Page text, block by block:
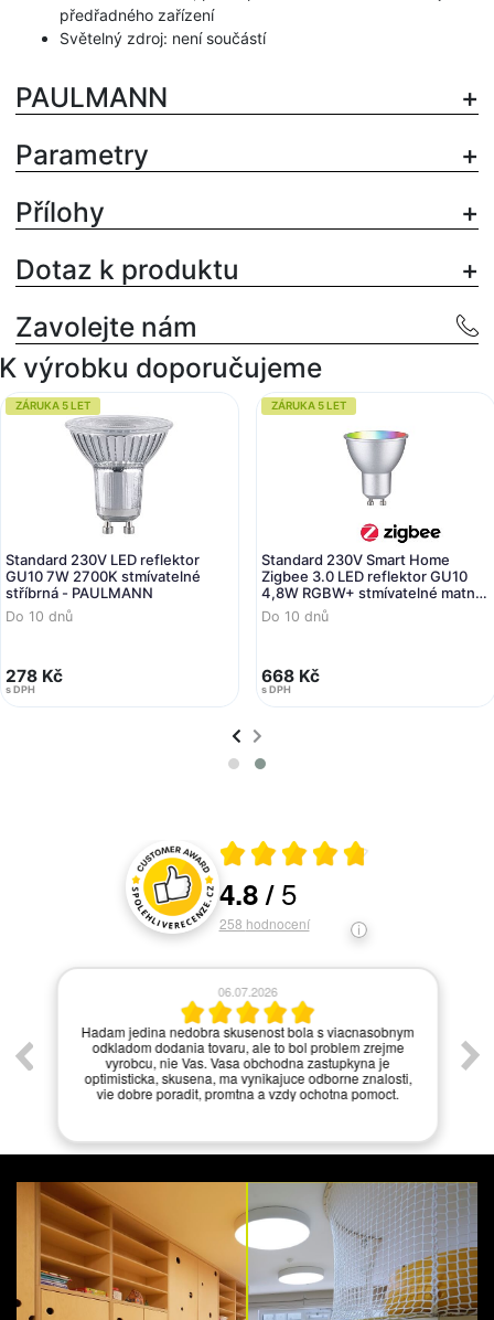
předřadného zařízení
Světelný zdroj: není součástí
PAULMANN
Parametry
Přílohy
Dotaz k produktu
Zavolejte nám
K výrobku doporučujeme
ZÁRUKA 5 LET
Standard 230V LED reflektor
GU10 7W 2700K stmívatelné
stříbrná - PAULMANN
Do 10 dnů
278 Kč
s DPH
ZÁRUKA 5 LET
Standard 230V Smart Home
Zigbee 3.0 LED reflektor GU10
4,8W RGBW+ stmívatelné matný
chrom - PAULMANN
Do 10 dnů
668 Kč
s DPH
Hodnocení a recenze zákazníků
Průměrné hodnocení 4.8 z 5
4.8/5
258 hodnocení
06.07.2026
Hadam jedina nedobra skusenost bola s viacnasobnym
odkladom dodania tovaru, ale to bol problem zrejme
vyrobcu, nie Vas. Vasa obchodna zastupkyna je
optimisticka, skusena, ma vynikajuce odborne znalosti,
vie dobre poradit, promtna a vzdy ochotna pomoct.